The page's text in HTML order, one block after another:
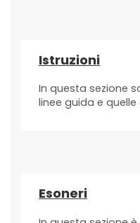
Istruzioni
In questa sezione
linee guida e
Esoneri